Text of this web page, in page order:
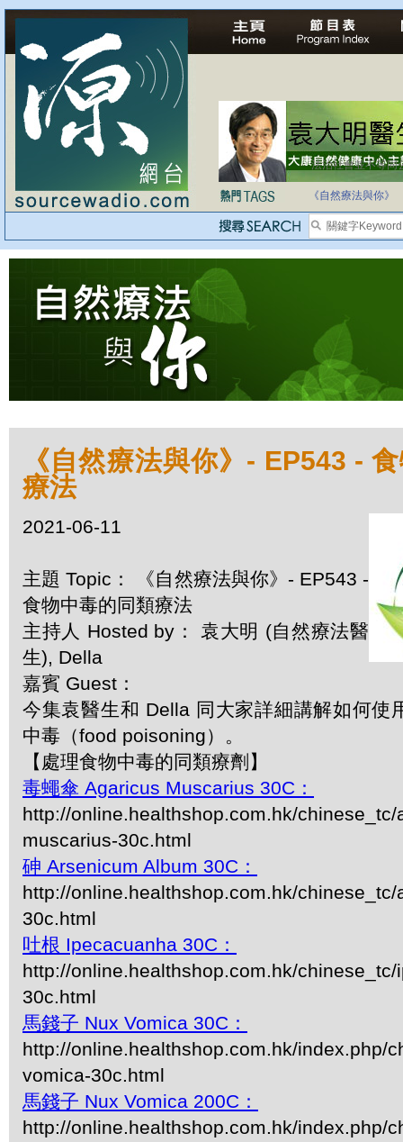
法治社會並不等同
自家教育合法化-
《自然療法與你》
《自然療法與你》- EP543 -
療法
2021-06-11
主題 Topic： 《自然療法與你》- EP543 -
食物中毒的同類療法
主持人 Hosted by： 袁大明 (自然療法醫
生), Della
嘉賓 Guest：
今集袁醫生和 Della 同大家詳細講解如何使
中毒（food poisoning）。
【處理食物中毒的同類療劑】
毒蠅傘 Agaricus Muscarius 30C：
http://online.healthshop.com.hk/chinese_tc/
muscarius-30c.html
砷 Arsenicum Album 30C：
http://online.healthshop.com.hk/
30c.html
吐根 Ipecacuanha 30C：
http://online.healthshop.com.hk/chinese_tc/
30c.html
馬錢子 Nux Vomica 30C：
http://online.healthshop.com.hk/index.php/
vomica-30c.html
馬錢子 Nux Vomica 200C：
http://online.healthshop.com.hk/index.php/